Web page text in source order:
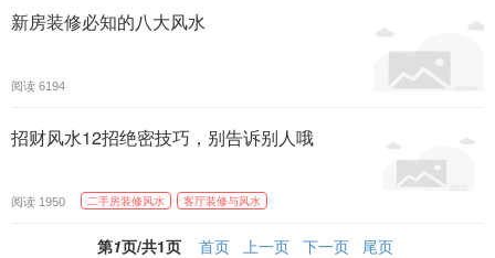
新房装修必知的八大风水
阅读 6194
招财风水12招绝密技巧，别告诉别人哦
阅读 1950 二手房装修风水 客厅装修与风水
第1页/共1页 首页 上一页 下一页 尾页